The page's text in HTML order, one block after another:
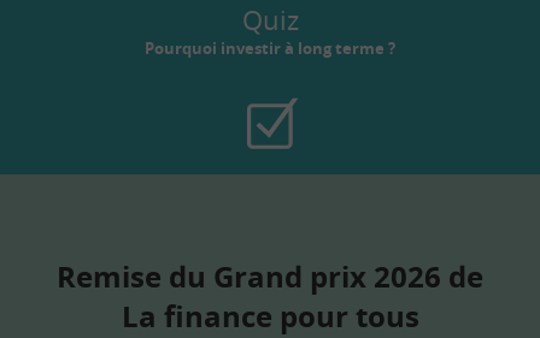
Quiz
Pourquoi investir à long terme ?
Remise du Grand prix 2026 de
La finance pour tous